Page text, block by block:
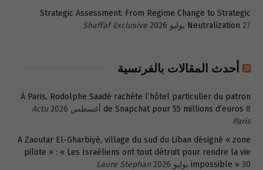
Strategic Assessment: From Regime Change to Strategic
Neutralization 27 يوليو 2026 Shaffaf Exclusive
أحدث المقالات بالفرنسية
À Paris, Rodolphe Saadé rachète l’hôtel particulier du patron
de Snapchat pour 55 millions d’euros 8 أغسطس 2026
Actu
Paris
A Zaoutar El-Gharbiyé, village du sud du Liban désigné « zone
pilote » : « Les Israéliens ont tout détruit pour rendre la vie
impossible » 30 يوليو 2026
Laure Stephan